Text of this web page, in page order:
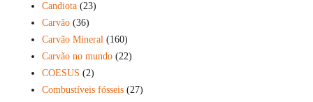
Candiota (23)
Carvão (36)
Carvão Mineral (160)
Carvão no mundo (22)
COESUS (2)
Combustíveis fósseis (27)